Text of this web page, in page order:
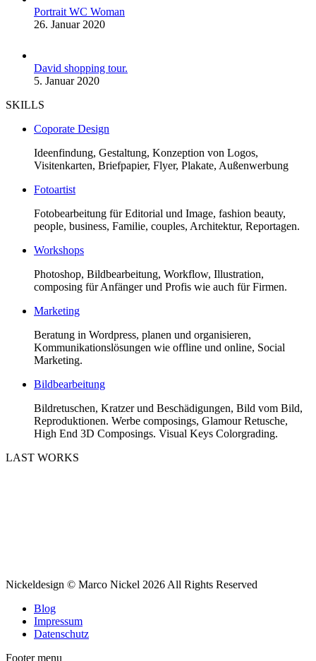
Portrait WC Woman
26. Januar 2020
David shopping tour.
5. Januar 2020
SKILLS
Coporate Design
Ideenfindung, Gestaltung, Konzeption von Logos,
Visitenkarten, Briefpapier, Flyer, Plakate, Außenwerbung
Fotoartist
Fotobearbeitung für Editorial und Image, fashion beauty,
people, business, Familie, couples, Architektur, Reportagen.
Workshops
Photoshop, Bildbearbeitung, Workflow, Illustration,
composing für Anfänger und Profis wie auch für Firmen.
Marketing
Beratung in Wordpress, planen und organisieren,
Kommunikationslösungen wie offline und online, Social
Marketing.
Bildbearbeitung
Bildretuschen, Kratzer und Beschädigungen, Bild vom Bild,
Reproduktionen. Werbe composings, Glamour Retusche,
High End 3D Composings. Visual Keys Colorgrading.
LAST WORKS
Nickeldesign © Marco Nickel 2026 All Rights Reserved
Blog
Impressum
Datenschutz
Footer menu